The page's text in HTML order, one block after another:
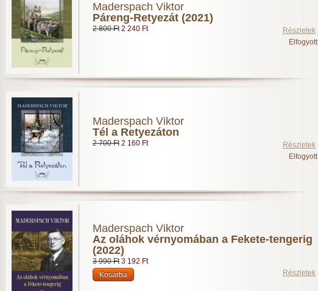
Maderspach Viktor
Páreng-Retyezát (2021)
2 800 Ft 2 240 Ft
Részletek
Elfogyott
Maderspach Viktor
Tél a Retyezáton
2 700 Ft 2 160 Ft
Részletek
Elfogyott
Maderspach Viktor
Az oláhok vérnyomában a Fekete-tengerig
(2022)
3 990 Ft 3 192 Ft
Részletek